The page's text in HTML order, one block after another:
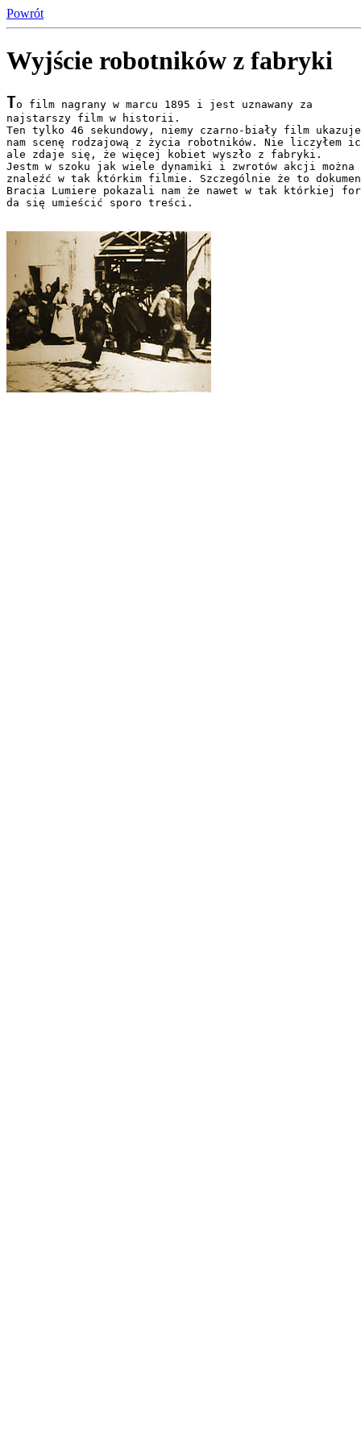
Powrót
Wyjście robotników z fabryki
To film nagrany w marcu 1895 i jest uznawany za
najstarszy film w historii.
Ten tylko 46 sekundowy, niemy czarno-biały film
nam scenę rodzajową z życia robotników. Nie liczyłem
ale zdaje się, że więcej kobiet wyszło z fabryki.
Jestm w szoku jak wiele dynamiki i zwrotów akcji można
znaleźć w tak którkim filmie. Szczególnie że to
Bracia Lumiere pokazali nam że nawet w tak którkiej
da się umieścić sporo treści.